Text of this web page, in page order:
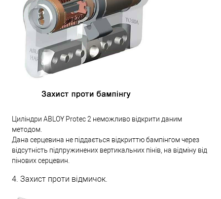
Циліндри ABLOY Protec 2 неможливо відкрити даним
методом.
Дана серцевина не піддається відкриттю бампінгом через
відсутність підпружинених вертикальних пінів, на відміну від
пінових серцевин.
4. Захист проти відмичок.